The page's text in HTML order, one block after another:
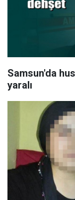
Samsun'da
yaralı